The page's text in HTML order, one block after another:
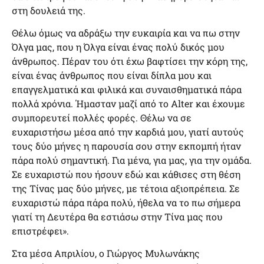
στη δουλειά της.
Θέλω όμως να αδράξω την ευκαιρία και να πω στην
Όλγα μας, που η Όλγα είναι ένας πολύ δικός μου
άνθρωπος. Πέραν του ότι έχω βαφτίσει την κόρη της,
είναι ένας άνθρωπος που είναι δίπλα μου και
επαγγελματικά και φιλικά και συναισθηματικά πάρα
πολλά χρόνια. Ήμασταν μαζί από το Alter και έχουμε
συμπορευτεί πολλές φορές. Θέλω να σε
ευχαριστήσω μέσα από την καρδιά μου, γιατί αυτούς
τους δύο μήνες η παρουσία σου στην εκπομπή ήταν
πάρα πολύ σημαντική. Για μένα, για μας, για την ομάδα.
Σε ευχαριστώ που ήσουν εδώ και κάθισες στη θέση
της Τίνας μας δύο μήνες, με τέτοια αξιοπρέπεια. Σε
ευχαριστώ πάρα πάρα πολύ, ήθελα να το πω σήμερα
γιατί τη Δευτέρα θα εστιάσω στην Τίνα μας που
επιστρέφει».
Στα μέσα Απριλίου, ο Γιώργος Μυλωνάκης